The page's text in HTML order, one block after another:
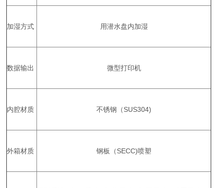
加湿方式 用潜水盘内加湿
数据输出 微型打印机
内腔材质 不锈钢（SUS304)
外箱材质 钢板（SECC)喷塑